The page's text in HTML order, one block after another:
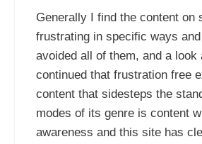
Generally I find the content on
frustrating in specific ways
avoided all of them, and a look
continued that frustration free
content that sidesteps the
modes of its genre is content
awareness and this site has